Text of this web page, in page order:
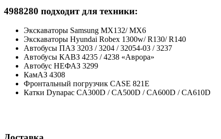
4988280 подходит для техники:
Экскаваторы Samsung MX132/ MX6
Экскаваторы Hyundai Robex 1300w/ R130/ R140
Автобусы ПАЗ 3203 / 3204 / 32054-03 / 3237
Автобусы КАВЗ 4235 / 4238 «Аврора»
Автобус НЕФАЗ 3299
КамАЗ 4308
Фронтальный погрузчик CASE 821E
Катки Dynapac CA300D / CA500D / CA600D / CA610D